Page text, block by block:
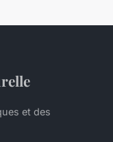
et des